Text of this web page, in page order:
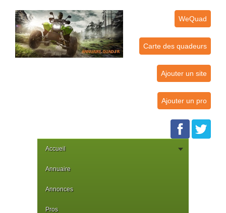
WeQuad
Carte des quadeurs
Ajouter un site
Ajouter un pro
Accueil
Annuaire
Annonces
Pros